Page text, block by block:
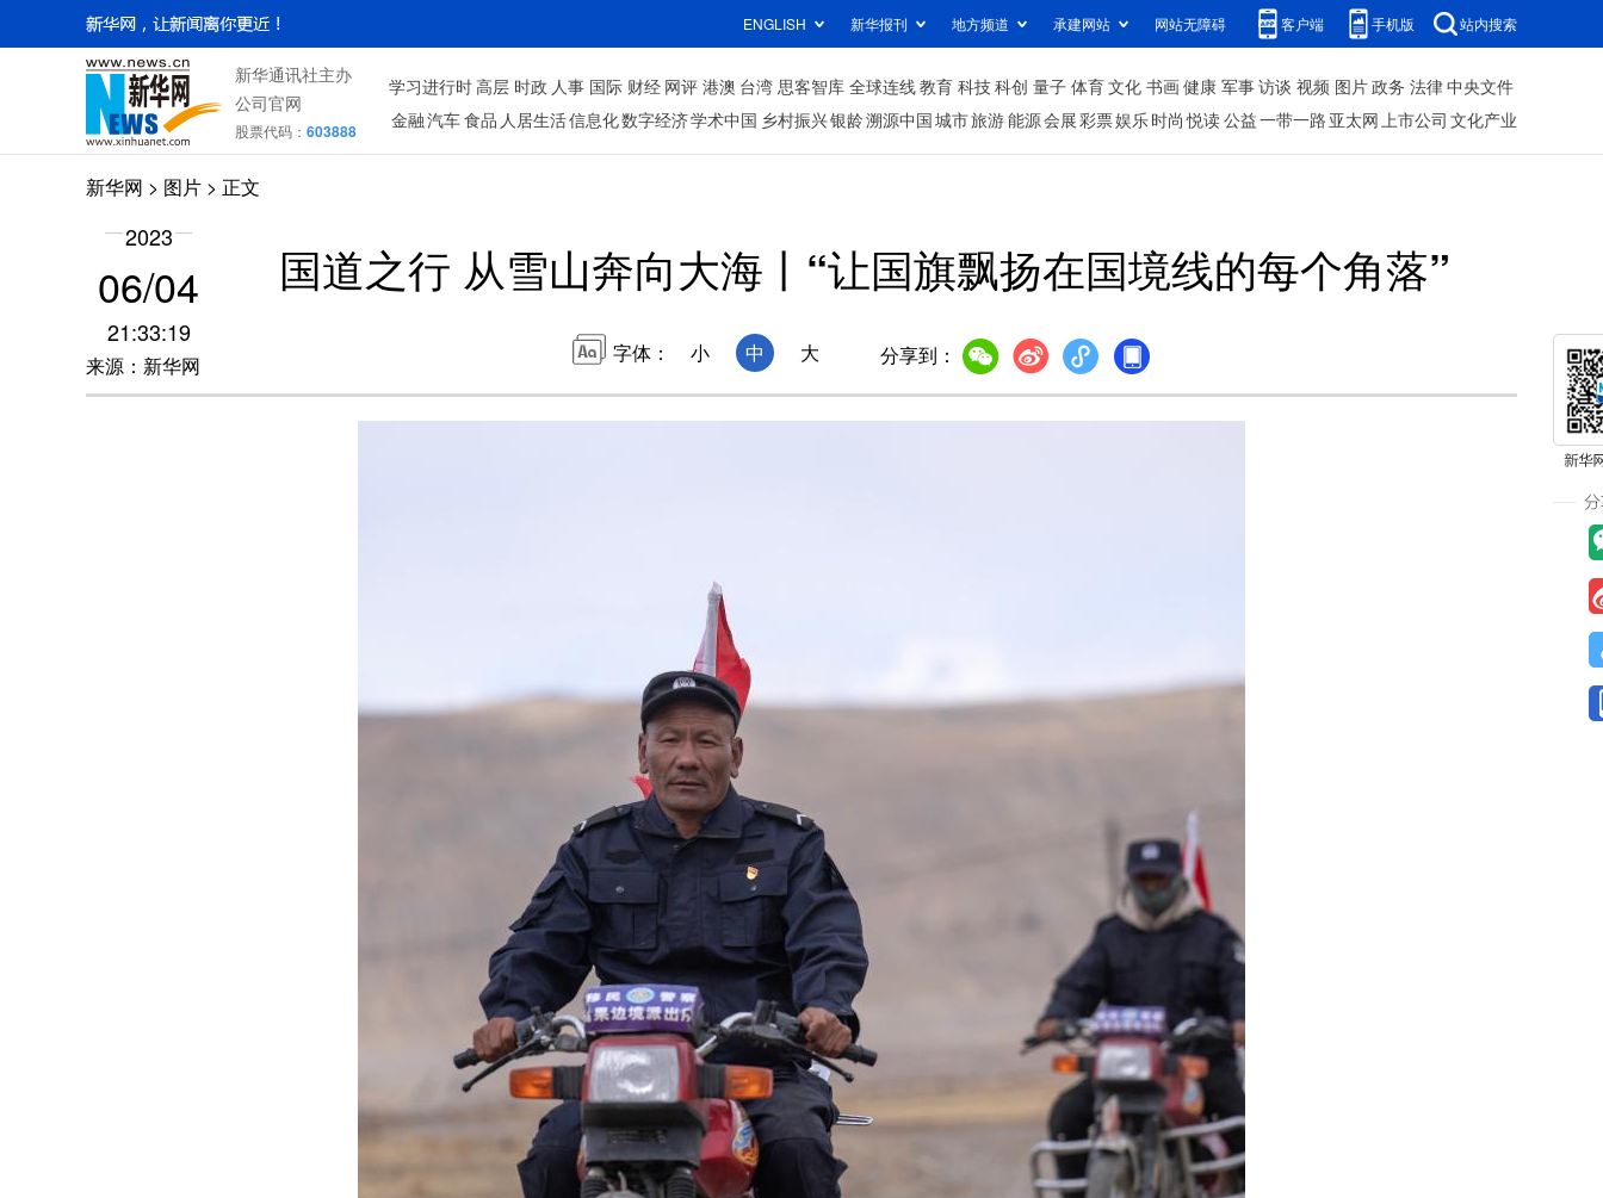
ENGLISH 新华报刊 地方频道 承建网站 网站无障碍 客户端 手机版 站内搜索
新华通讯社主办
公司官网
股票代码： 603888
学习进行时高层 时政 人事 国际 财经 网评 港澳 台湾 思客智库 全球连线教育 科技科创 量子 体育文化 书画健康 军事访谈 视频 图片政务 法律中央文件
金融汽车食品 人居生活信息化数字经济学术中国 乡村振兴银龄溯源中国城市旅游能源会展彩票娱乐时尚 悦读公益一带一路 亚太网上市公司 文化产业
新华网 > 图片 > 正文
2023
06/04
21:33:19
来源：新华网
国道之行 从雪山奔向大海丨“让国旗飘扬在国境线的每个角落”
字体： 小 中 大 分享到：